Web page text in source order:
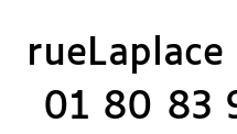
01 80 83